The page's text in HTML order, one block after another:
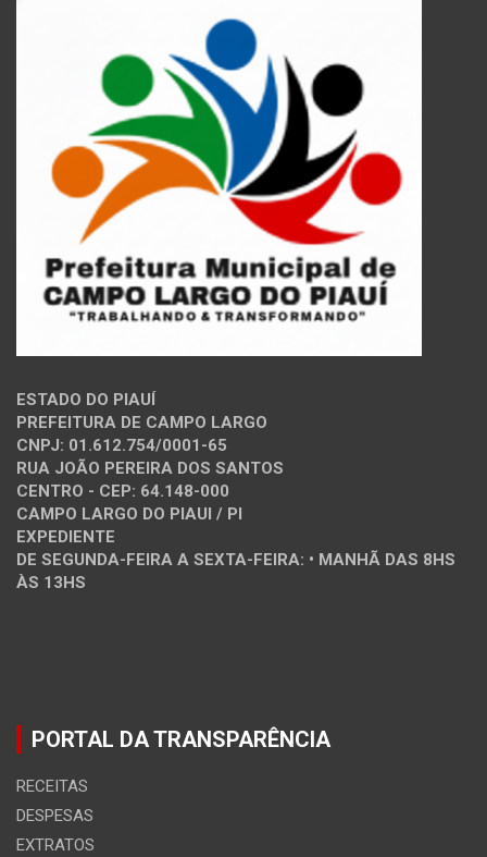
ESTADO DO PIAUÍ
PREFEITURA DE CAMPO LARGO
CNPJ: 01.612.754/0001-65
RUA JOÃO PEREIRA DOS SANTOS
CENTRO - CEP: 64.148-000
CAMPO LARGO DO PIAUI / PI
EXPEDIENTE
DE SEGUNDA-FEIRA A SEXTA-FEIRA: • MANHÃ DAS 8HS
ÀS 13HS
PORTAL DA TRANSPARÊNCIA
RECEITAS
DESPESAS
EXTRATOS